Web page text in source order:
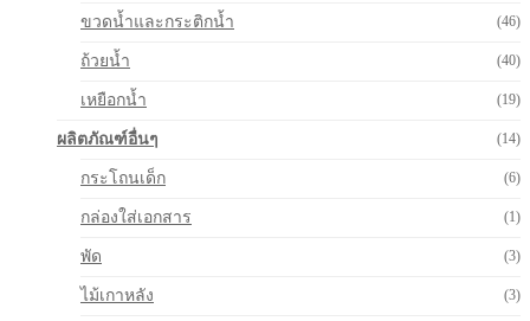
ขวดน้ำและกระติกน้ำ (46)
ถ้วยน้ำ (40)
เหยือกน้ำ (19)
ผลิตภัณฑ์อื่นๆ (14)
กระโถนเด็ก (6)
กล่องใส่เอกสาร (1)
พัด (3)
ไม้เกาหลัง (3)